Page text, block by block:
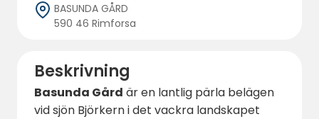
BASUNDA GÅRD
590 46 Rimforsa
Beskrivning
Basunda Gård är en lantlig pärla belägen
vid sjön Björkern i det vackra landskapet